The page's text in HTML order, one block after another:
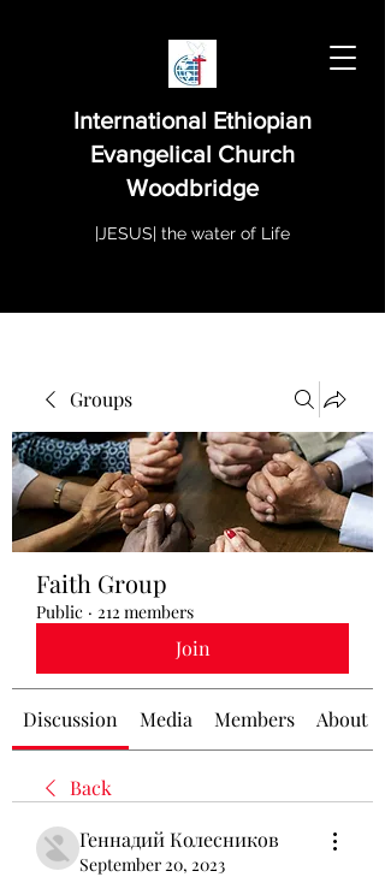
International Ethiopian
Evangelical Church
Woodbridge
|JESUS| the water of Life
Groups
Faith Group
Public · 212 members
Join
Discussion Media Members About
Back
Геннадий Колесников
September 20, 2023